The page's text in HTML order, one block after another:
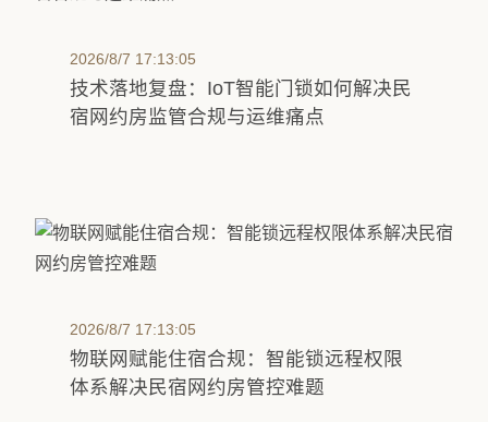
2026/8/7 17:13:05
技术落地复盘：IoT智能门锁如何解决民
宿网约房监管合规与运维痛点
2026/8/7 17:13:05
物联网赋能住宿合规：智能锁远程权限
体系解决民宿网约房管控难题